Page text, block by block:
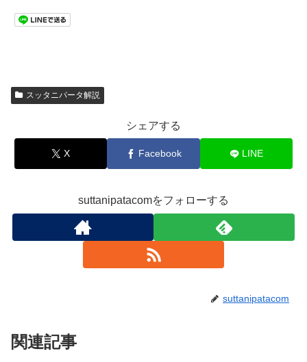
スッタニパータ解説
シェアする
X Facebook LINE
suttanipatacomをフォローする
suttanipatacom
関連記事